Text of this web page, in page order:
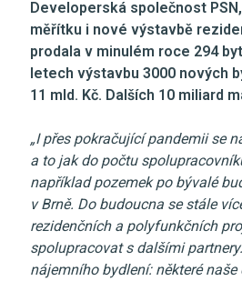
Developerská společnost
měřítku i nové výstavbě
prodala v minulém roce 294
letech výstavbu 3000 nových
11 mld. Kč. Dalších 10 miliard
„I přes pokračující pandemii se
a to jak do počtu
například pozemek po bývalé
v Brně. Do budoucna se stále
rezidenčních a polyfunkčních
spolupracovat s dalšími
nájemního bydlení: některé